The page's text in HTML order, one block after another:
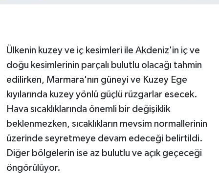
Ülkenin kuzey ve iç kesimleri ile Akdeniz'in iç ve
doğu kesimlerinin parçalı bulutlu olacağı tahmin
edilirken, Marmara'nın güneyi ve Kuzey Ege
kıyılarında kuzey yönlü güçlü rüzgarlar esecek.
Hava sıcaklıklarında önemli bir değişiklik
beklenmezken, sıcaklıkların mevsim normallerinin
üzerinde seyretmeye devam edeceği belirtildi.
Diğer bölgelerin ise az bulutlu ve açık geçeceği
öngörülüyor.